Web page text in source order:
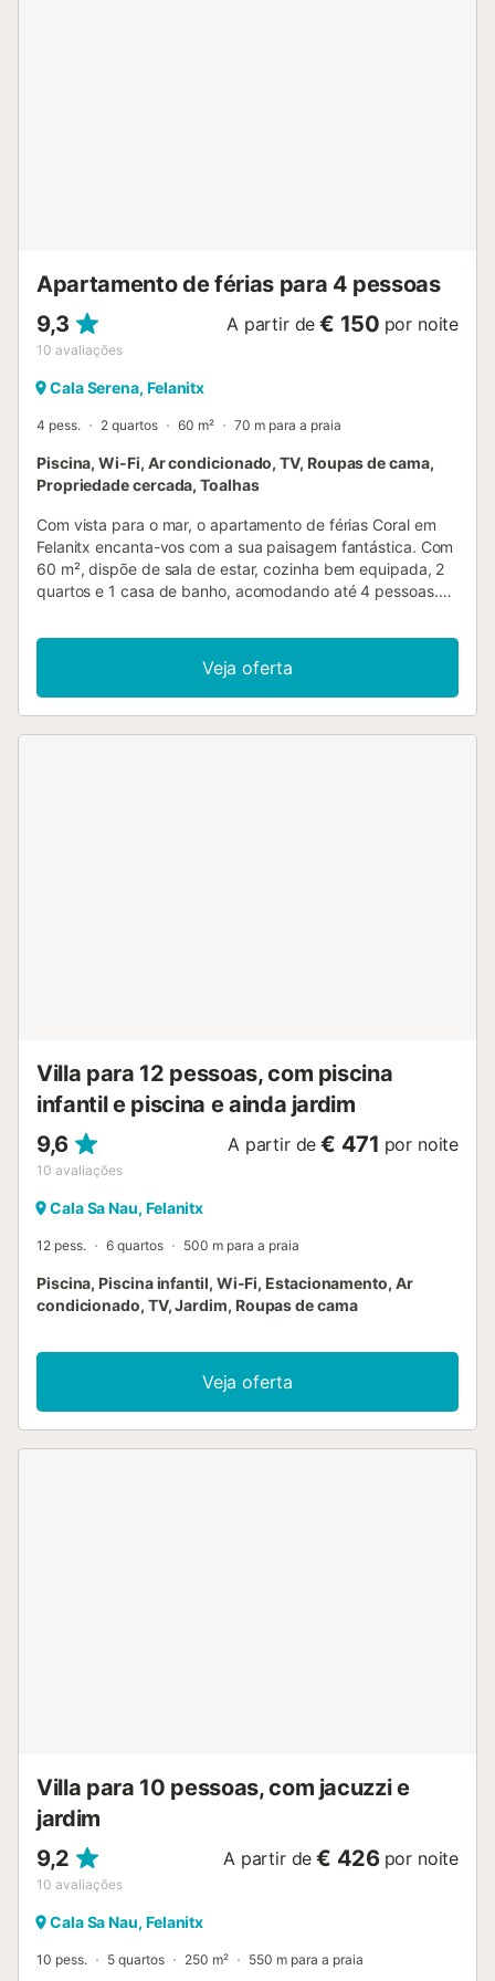
Apartamento de férias para 4 pessoas
9,3
10 avaliações
A partir de € 150 por noite
Cala Serena, Felanitx
4 pess. 2 quartos 60 m² 70 m para a praia
Piscina, Wi-Fi, Ar condicionado, TV, Roupas de cama,
Propriedade cercada, Toalhas
Com vista para o mar, o apartamento de férias Coral em
Felanitx encanta-vos com a sua paisagem fantástica. Com
60 m², dispõe de sala de estar, cozinha bem equipada, 2
quartos e 1 casa de banho, acomodando até 4 pessoas.
videochamadas, televisão, ar condicionado e máquina de
lavar roupa. No exterior privado encontrarão um terraço
coberto. Além disso, têm acesso a áreas partilhadas como
piscina, terraço descoberto e duche exterior. A
Veja oferta
Villa para 12 pessoas, com piscina
infantil e piscina e ainda jardim
9,6
10 avaliações
A partir de € 471 por noite
Cala Sa Nau, Felanitx
12 pess. 6 quartos 500 m para a praia
Piscina, Piscina infantil, Wi-Fi, Estacionamento, Ar
condicionado, TV, Jardim, Roupas de cama
Veja oferta
Villa para 10 pessoas, com jacuzzi e
jardim
9,2
10 avaliações
A partir de € 426 por noite
Cala Sa Nau, Felanitx
10 pess. 5 quartos 250 m² 550 m para a praia